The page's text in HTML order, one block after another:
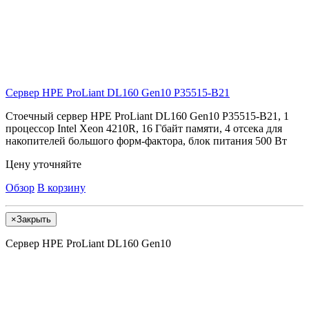
Сервер HPE ProLiant DL160 Gen10 P35515-B21
Стоечный сервер HPE ProLiant DL160 Gen10 P35515-B21, 1
процессор Intel Xeon 4210R, 16 Гбайт памяти, 4 отсека для
накопителей большого форм-фактора, блок питания 500 Вт
Цену уточняйте
Обзор В корзину
×Закрыть
Сервер HPE ProLiant DL160 Gen10